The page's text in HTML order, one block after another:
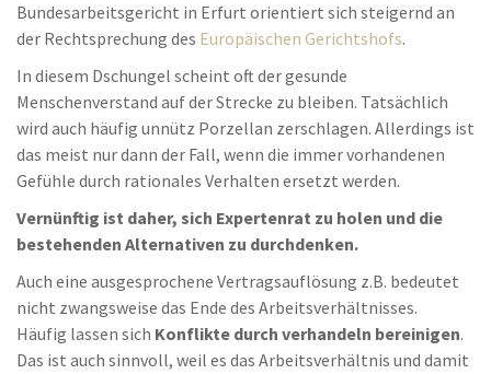
Bundesarbeitsgericht in Erfurt orientiert sich steigernd an
der Rechtsprechung des Europäischen Gerichtshofs.
In diesem Dschungel scheint oft der gesunde
Menschenverstand auf der Strecke zu bleiben. Tatsächlich
wird auch häufig unnütz Porzellan zerschlagen. Allerdings ist
das meist nur dann der Fall, wenn die immer vorhandenen
Gefühle durch rationales Verhalten ersetzt werden.
Vernünftig ist daher, sich Expertenrat zu holen und die
bestehenden Alternativen zu durchdenken.
Auch eine ausgesprochene Vertragsauflösung z.B. bedeutet
nicht zwangsweise das Ende des Arbeitsverhältnisses.
Häufig lassen sich Konflikte durch verhandeln bereinigen.
Das ist auch sinnvoll, weil es das Arbeitsverhältnis und damit